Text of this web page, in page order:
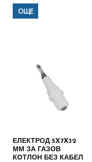
ОЩЕ
ЕЛЕКТРОД 5X7X32
ММ ЗА ГАЗОВ
КОТЛОН БЕЗ КАБЕЛ